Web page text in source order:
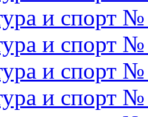
и спорт
и спорт
и спорт
и спорт